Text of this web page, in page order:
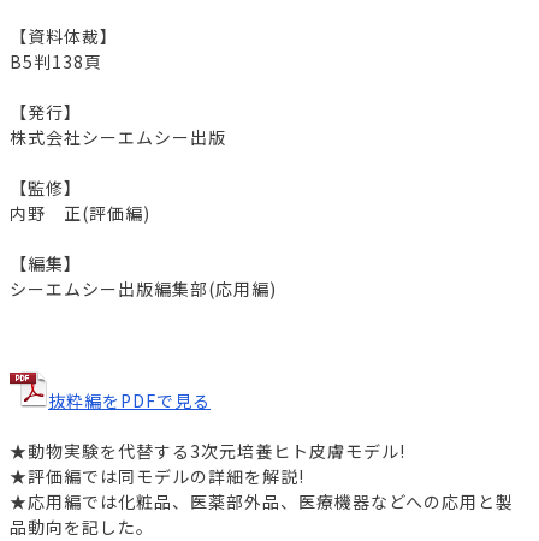
【資料体裁】
B5判138頁
【発行】
株式会社シーエムシー出版
【監修】
内野 正(評価編)
【編集】
シーエムシー出版編集部(応用編)
抜粋編をPDFで見る
★動物実験を代替する3次元培養ヒト皮膚モデル!
★評価編では同モデルの詳細を解説!
★応用編では化粧品、医薬部外品、医療機器などへの応用と製
品動向を記した。